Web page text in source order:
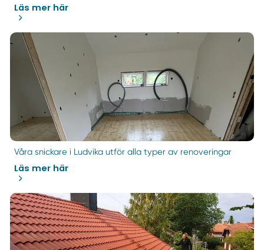
Läs mer här
Våra snickare i Ludvika utför alla typer av renoveringar
Läs mer här